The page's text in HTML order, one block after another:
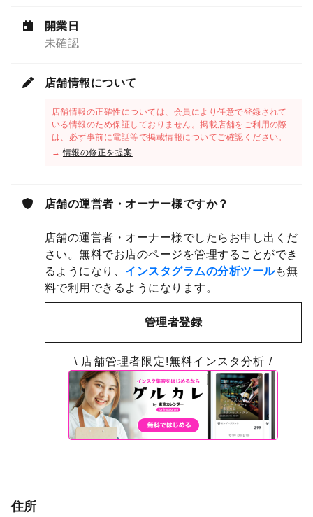
開業日
未確認
店舗情報について
店舗情報の正確性については、会員により任意で登録されて
いる情報のため保証しておりません。掲載店舗をご利用の際
は、必ず事前に電話等で掲載情報についてご確認ください。
→情報の修正を提案
店舗の運営者・オーナー様ですか？
店舗の運営者・オーナー様でしたらお申し出くだ
さい。無料でお店のページを管理することができ
るようになり、 インスタグラムの分析ツールも無
料で利用できるようになります。
管理者登録
\ 店舗管理者限定!無料インスタ分析 /
住所